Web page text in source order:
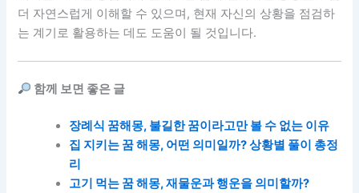
더 자연스럽게 이해할 수 있으며, 현재 자신의 상황을 점검하
는 계기로 활용하는 데도 도움이 될 것입니다.
함께 보면 좋은 글
장례식 꿈해몽, 불길한 꿈이라고만 볼 수 없는 이유
집 지키는 꿈 해몽, 어떤 의미일까? 상황별 풀이 총정
리
고기 먹는 꿈해몽,재물운과 행운을 의미할까?